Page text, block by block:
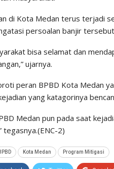
di Kota Medan terus terjadi
persoalan banjir
bisa selamat dan
ujarnya.
peran BPBD Kota Medan
yang katagorinya
Medan pun pada saat
tegasnya.(ENC-2)
Kota Medan Program Mitigasi